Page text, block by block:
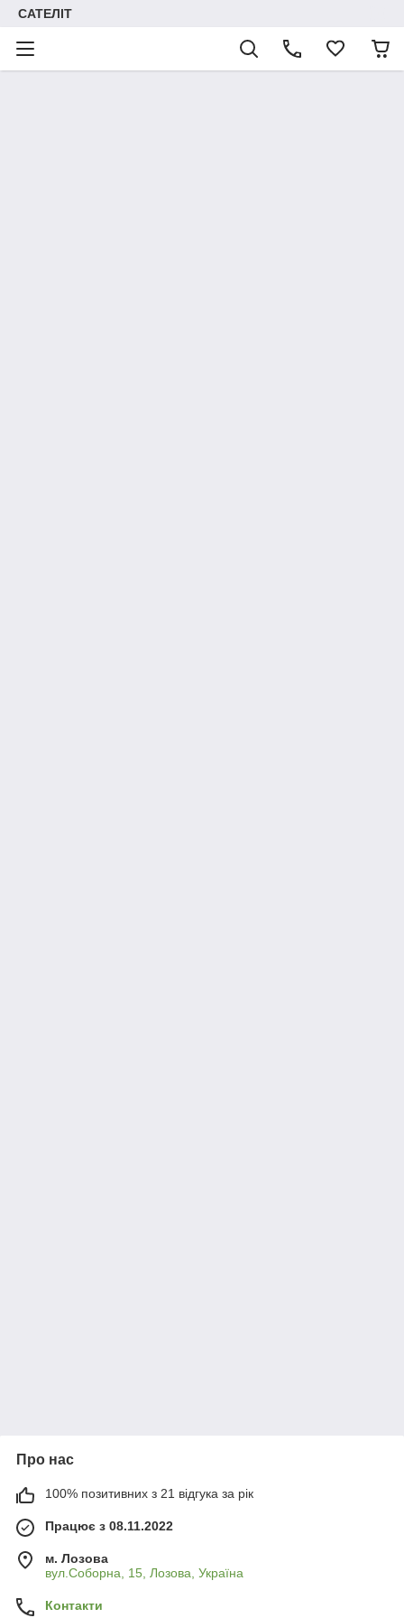
САТЕЛІТ
Про нас
100% позитивних з 21 відгука за рік
Працює з 08.11.2022
м. Лозова
вул.Соборна, 15, Лозова, Україна
Контакти